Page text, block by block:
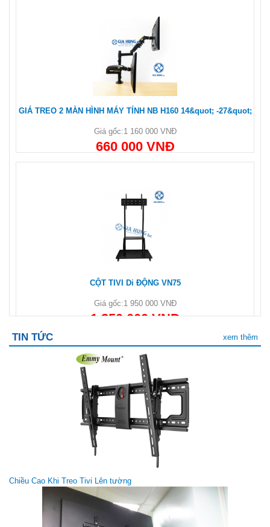
GIÁ TREO 2 MÀN HÌNH MÁY TÍNH NB H160 14&quot; -27&quot;
Giá gốc:1 160 000 VNĐ
660 000 VNĐ
CỘT TIVI Di ĐỘNG VN75
Giá gốc:1 950 000 VNĐ
1 350 000 VNĐ
Giá Treo Góc P6 (40-70 inch)
Giá gốc:
TIN TỨC xem thêm
Chiều Cao Khi Treo Tivi Lên tường